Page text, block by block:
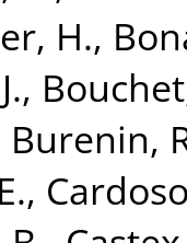
H.,
,
Burenin,
,